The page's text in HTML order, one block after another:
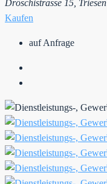
Dröschistrasse 15, Triesen
Kaufen
auf Anfrage